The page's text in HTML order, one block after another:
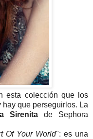
esta colección que los
que perseguirlos. La
Sirenita de Sephora
Of Your World": es una